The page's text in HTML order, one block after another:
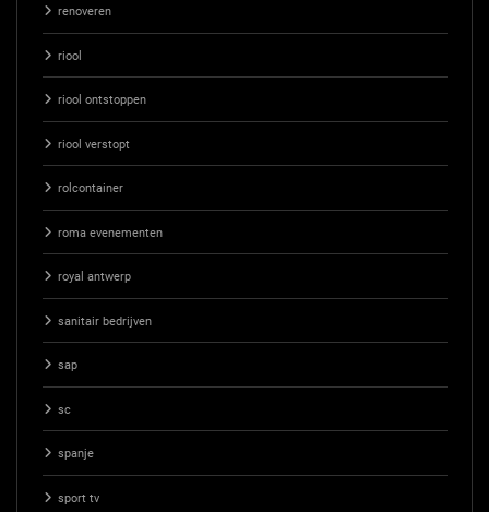
renoveren
riool
riool ontstoppen
riool verstopt
rolcontainer
roma evenementen
royal antwerp
sanitair bedrijven
sap
sc
spanje
sport tv